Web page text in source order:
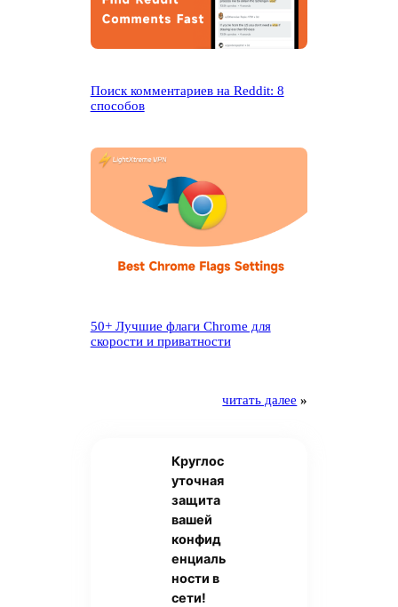
Поиск комментариев на Reddit: 8
способов
50+ Лучшие флаги Chrome для
скорости и приватности
читать далее »
Круглос
уточная
защита
вашей
конфид
енциаль
ности в
сети!